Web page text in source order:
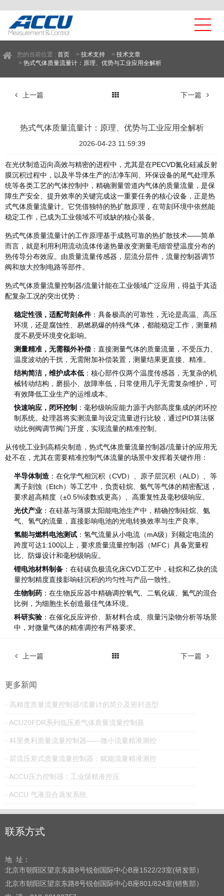
您的当前位置 : 首页 > 技术支持 > 技术文章
> 热式气体质量流量计：原理、优势与工业应用全解析
上一篇 下一篇
热式气体质量流量计：原理、优势与工业应用全解析
2026-04-23 11:59:39
在光伏制造迈向高效与精密的进程中，尤其是在PECVD氮化硅减反射
膜沉积过程中，以及半导体生产的洁净车间、环保设备的尾气处理系
统等各类工艺的气体控制中，精确测量管道内气体的质量流量，是保
障生产安全、提升效率的关键完成这一重要任务的核心设备，正是热
式气体质量流量计。它凭借独特的热扩散原理，在苛刻环境中依然能
稳定工作，已成为工业领域不可或缺的核心装备。
热式气体质量流量计的工作原理基于成熟可靠的热扩散技术——简单
而言，就是利用利用流动流体传递热量改变测量毛细管壁温度分布的
热传导分布效应。由质量流量传感器，层流分层件，流量控制器调节
阀和放大控制电路等部件。
热式气体质量流量控制器/流量计能在工业领域广泛应用，得益于其适
配复杂工况的突出优势：
稳定性强，适配苛刻条件 ：具备极高的可靠性，无论是高温、高压
环境，还是腐蚀性、易燃易爆的特殊气体，都能稳定工作，测量精
度不易受环境变化影响。
测量精准，无需额外补偿 ：直接测量气体的质量流量，不受压力、
温度波动的干扰，无需附加补偿装置，测量结果更直接、精准。
结构简洁，维护成本低 ：核心部件仅两个温度传感器，无复杂的机
械转动结构，磨损小、故障率低，日常使用几乎无需复杂维护，可
有效降低工业生产的运维成本。
快速响应，闭环控制 ：毫秒级响应能力源于内部高度集成的闭环控
制系统。处理器将实测流量与设定流量进行比较，通过PID算法驱
动比例阀调节阀门开度，实现流量的精准控制。
从传统工业到高精尖制造， 热式气体质量流量控制器/流量计的应用无
处不在，尤其在需要精准控制气体流量的场景中发挥着关键作用：
半导体制造 ：在化学气相沉积（CVD）、原子层沉积（ALD）、等
离子刻蚀（Etch）等工艺中，负责硅烷、氨气等气体的精密配送，
要求超高精度（±0.5%读数或更高）、高重复性及毫秒级响应。
光伏产业 ：在硅基与薄膜太阳能电池生产中，精确控制硅烷、氨
气、氢气的流量，直接影响电池的光电转换效率与生产良率。
氢能与燃料电池测试 ：氢气流量从小电流（mA级）到额定电流的
跨度可达1:100以上，要求质量流量控制器（MFC）具备宽量程
比、防爆设计和毫秒级响应。
锂电池材料制备 ：在硅碳负极流化床CVD工艺中，硅烷和乙炔的流
量控制精度直接影响硅沉积的均匀性与产品一致性。
生物制药 ：在生物反应器中精确调控氧气、二氧化碳、氮气的混合
比例，为细胞生长创造最佳气体环境。
科研实验 ：在催化反应评价、新材料合成、痕量污染物分析等场景
中，对微量气体的精准调控有严格要求。
上一篇 下一篇
更多新闻
· 高精度质量流量控制器/流量计的简介及密封选型
· ACU20FDR系列低压差气体质量流量控制器
· 科里奥利质量流量控制器——微小流量精准测控
· 层流压差式质量流量控制器：赋能流量精准测控
· ACCU压力控制器：工业级精准控压
· ACCU 气液混合蒸发系统
联系方式
地 址：
北京市朝阳区望京东路8号锐创国际中心B座1522/23室(研发部）
北京市朝阳区望京东路8号锐创国际中心B座801/824室(销售部）